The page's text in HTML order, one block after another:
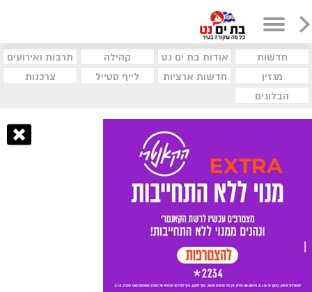
חדשות אודות בת ים נט קהילה
תרבות ואירועים
מגזין
חדשות ארציות לייף סטייל
צרכנות
הבלוגים